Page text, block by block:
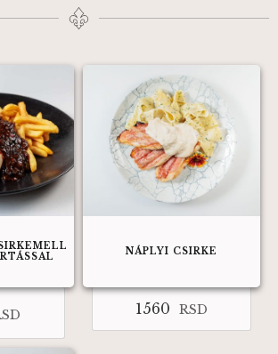
NÁPLYI CSIRKE
1560 RSD